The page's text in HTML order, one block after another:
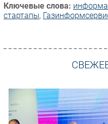
Ключевые слова:
стартапы,